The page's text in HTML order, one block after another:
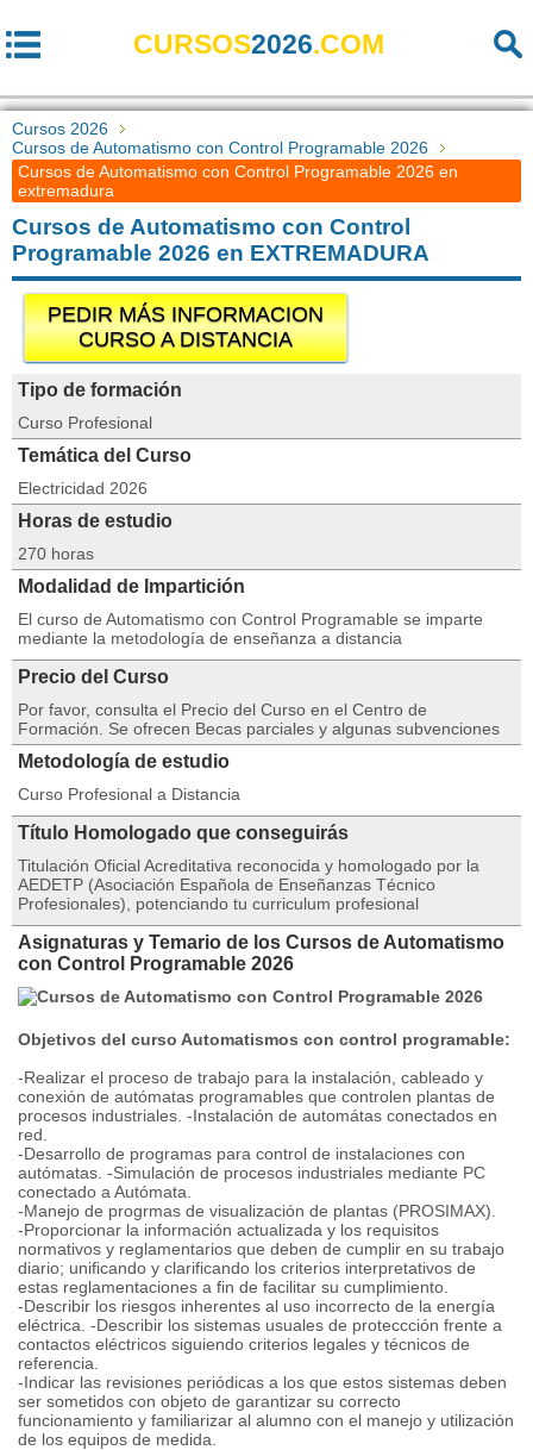
CURSOS2026.COM
Cursos 2026
Cursos de Automatismo con Control Programable 2026
Cursos de Automatismo con Control Programable 2026 en
extremadura
Cursos de Automatismo con Control
Programable 2026 en EXTREMADURA
PEDIR MÁS INFORMACION
CURSO A DISTANCIA
Tipo de formación
Curso Profesional
Temática del Curso
Electricidad 2026
Horas de estudio
270 horas
Modalidad de Impartición
El curso de Automatismo con Control Programable se imparte
mediante la metodología de enseñanza a distancia
Precio del Curso
Por favor, consulta el Precio del Curso en el Centro de
Formación. Se ofrecen Becas parciales y algunas subvenciones
Metodología de estudio
Curso Profesional a Distancia
Título Homologado que conseguirás
Titulación Oficial Acreditativa reconocida y homologado por la
AEDETP (Asociación Española de Enseñanzas Técnico
Profesionales), potenciando tu curriculum profesional
Asignaturas y Temario de los Cursos de Automatismo
con Control Programable 2026
Objetivos del curso Automatismos con control programable:
-Realizar el proceso de trabajo para la instalación, cableado y
conexión de autómatas programables que controlen plantas de
procesos industriales. -Instalación de automátas conectados en
red.
-Desarrollo de programas para control de instalaciones con
autómatas. -Simulación de procesos industriales mediante PC
conectado a Autómata.
-Manejo de progrmas de visualización de plantas (PROSIMAX).
-Proporcionar la información actualizada y los requisitos
normativos y reglamentarios que deben de cumplir en su trabajo
diario; unificando y clarificando los criterios interpretativos de
estas reglamentaciones a fin de facilitar su cumplimiento.
-Describir los riesgos inherentes al uso incorrecto de la energía
eléctrica. -Describir los sistemas usuales de proteccción frente a
contactos eléctricos siguiendo criterios legales y técnicos de
referencia.
-Indicar las revisiones periódicas a los que estos sistemas deben
ser sometidos con objeto de garantizar su correcto
funcionamiento y familiarizar al alumno con el manejo y utilización
de los equipos de medida.